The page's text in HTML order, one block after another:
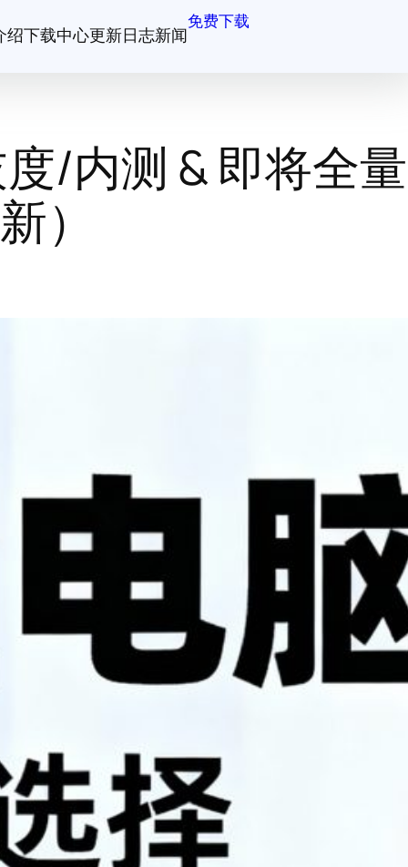
绍下载中心更新日志新闻
免费下载
/内测 & 即将全量
）